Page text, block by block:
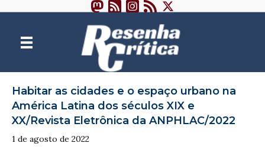
Habitar as cidades e o espaço urbano na
América Latina dos séculos XIX e
XX/Revista Eletrônica da ANPHLAC/2022
1 de agosto de 2022